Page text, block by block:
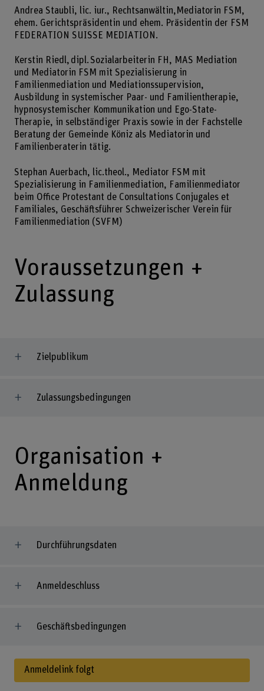
Andrea Staubli, lic. iur., Rechtsanwältin,Mediatorin FSM,
ehem. Gerichtspräsidentin und ehem. Präsidentin der FSM
FEDERATION SUISSE MEDIATION.
Kerstin Riedl, dipl. Sozialarbeiterin FH, MAS Mediation
und Mediatorin FSM mit Spezialisierung in
Familienmediation und Mediationssupervision,
Ausbildung in systemischer Paar- und Familientherapie,
hypnosystemischer Kommunikation und Ego-State-
Therapie, in selbständiger Praxis sowie in der Fachstelle
Beratung der Gemeinde Köniz als Mediatorin und
Familienberaterin tätig.
Stephan Auerbach, lic.theol., Mediator FSM mit
Spezialisierung in Familienmediation, Familienmediator
beim Office Protestant de Consultations Conjugales et
Familiales, Geschäftsführer Schweizerischer Verein für
Familienmediation (SVFM)
Voraussetzungen +
Zulassung
Zielpublikum
Zulassungsbedingungen
Organisation +
Anmeldung
Durchführungsdaten
Anmeldeschluss
Geschäftsbedingungen
Anmeldelink folgt